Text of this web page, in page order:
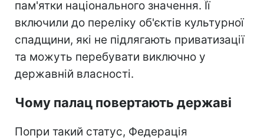
пам'ятки національного значення. Її
включили до переліку об'єктів культурної
спадщини, які не підлягають приватизації
та можуть перебувати виключно у
державній власності.
Чому палац повертають державі
Попри такий статус, Федерація